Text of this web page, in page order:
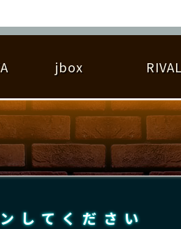
び方 遊び方ガイド
アーティスト紹介
ゆびベル
プレーグラフ
jbox RIVAL
ライバル比較 プレーヤー検索
大会参加情報 大会と
BEST SCORE RANKING
してください